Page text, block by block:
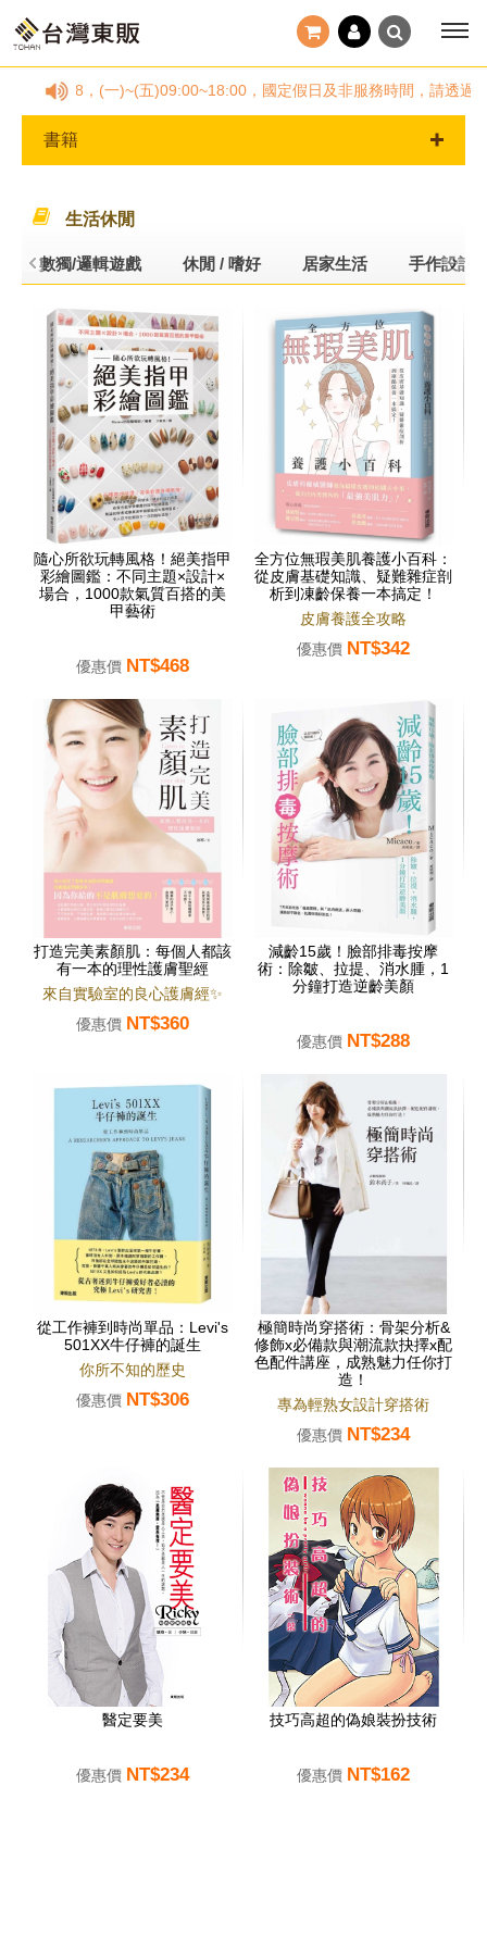
，(一)~(五)09:00~18:00，國定假日及非服務時間，請透過客服
書籍
生活休閒
數獨/邏輯遊戲 休閒 / 嗜好 居家生活 手作設計
隨心所欲玩轉風格！絕美指甲
彩繪圖鑑：不同主題×設計×
場合，1000款氣質百搭的美
甲藝術
優惠價 NT$468
全方位無瑕美肌養護小百科：
從皮膚基礎知識、疑難雜症剖
析到凍齡保養一本搞定！
皮膚養護全攻略
優惠價 NT$342
打造完美素顏肌：每個人都該
有一本的理性護膚聖經
來自實驗室的良心護膚經✨
優惠價 NT$360
減齡15歲！臉部排毒按摩
術：除皺、拉提、消水腫，1
分鐘打造逆齡美顏
優惠價 NT$288
從工作褲到時尚單品：Levi's
501XX牛仔褲的誕生
你所不知的歷史
優惠價 NT$306
極簡時尚穿搭術：骨架分析&
修飾x必備款與潮流款抉擇x配
色配件講座，成熟魅力任你打
造！
專為輕熟女設計穿搭術
優惠價 NT$234
醫定要美
優惠價 NT$234
技巧高超的偽娘裝扮技術
優惠價 NT$162